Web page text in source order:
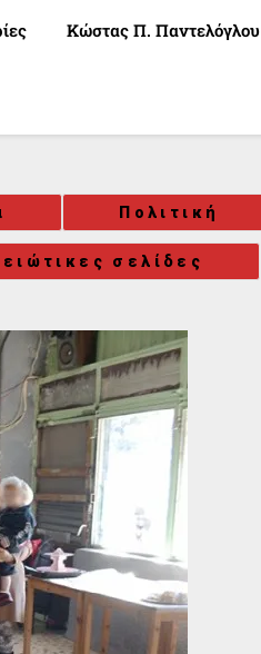
Κώστας Π. Παντελόγλου
Πολιτική
σελίδες